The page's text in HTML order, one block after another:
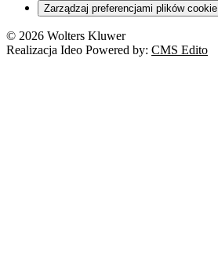
Zarządzaj preferencjami plików cookie
© 2026 Wolters Kluwer
Realizacja Ideo Powered by: CMS Edito